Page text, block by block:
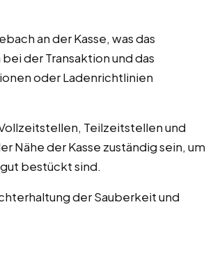
an der Kasse, was das
der Transaktion und das
oder Ladenrichtlinien
Teilzeitstellen und
Nähe der Kasse zuständig sein, um
bestückt sind.
der Sauberkeit und